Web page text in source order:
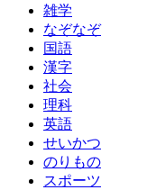
雑学
なぞなぞ
国語
漢字
社会
理科
英語
せいかつ
のりもの
スポーツ